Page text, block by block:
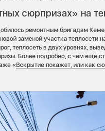
сюрпризах» на
ремонтным бригадам
заменой участка теплосети
теплосеть в двух уровнях,
Более подробно, с чем еще
«Вскрытие покажет, или как